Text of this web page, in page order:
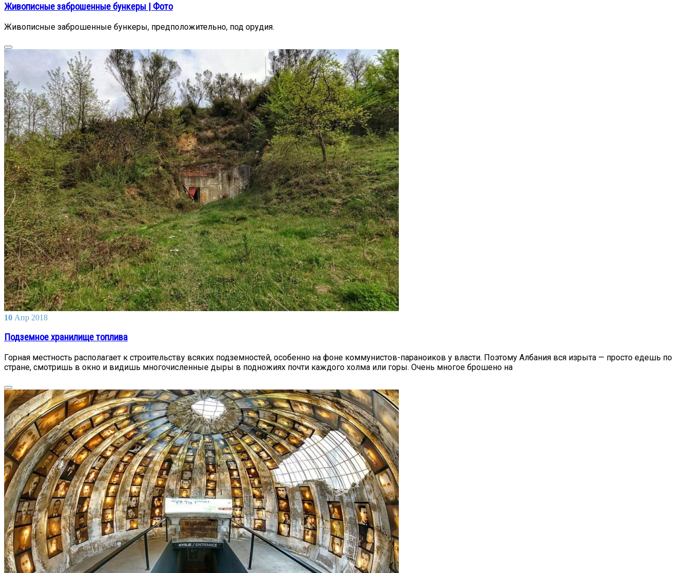
Живописные заброшенные бункеры | Фото
Живописные заброшенные бункеры, предположительно, под орудия.
10 Апр 2018
Подземное хранилище топлива
Горная местность располагает к строительству всяких подземностей, особенно на фоне коммунистов-параноиков у власти. Поэтому Албания вся изрыта — просто едешь по
стране, смотришь в окно и видишь многочисленные дыры в подножиях почти каждого холма или горы. Очень многое брошено на